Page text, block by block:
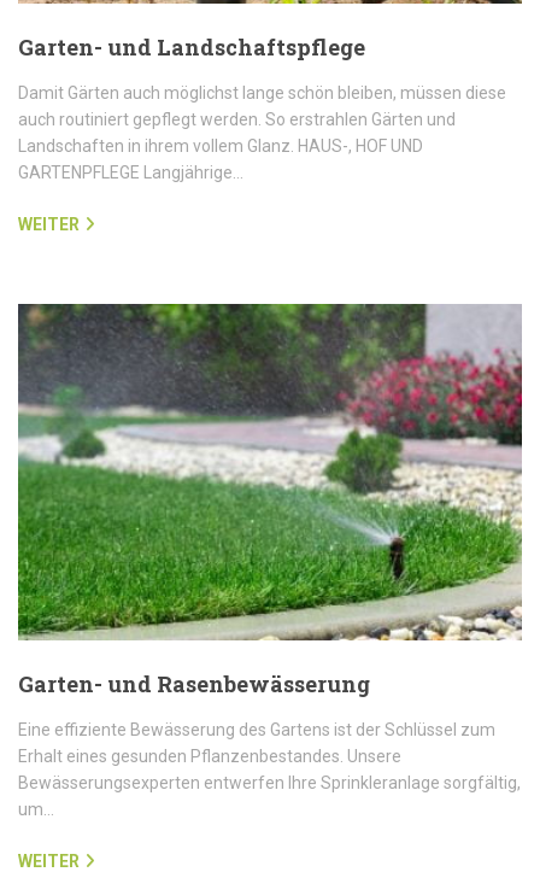
Garten- und Landschaftspflege
Damit Gärten auch möglichst lange schön bleiben, müssen diese
auch routiniert gepflegt werden. So erstrahlen Gärten und
Landschaften in ihrem vollem Glanz. HAUS-, HOF UND
GARTENPFLEGE Langjährige…
WEITER
Garten- und Rasenbewässerung
Eine effiziente Bewässerung des Gartens ist der Schlüssel zum
Erhalt eines gesunden Pflanzenbestandes. Unsere
Bewässerungsexperten entwerfen Ihre Sprinkleranlage sorgfältig,
um…
WEITER